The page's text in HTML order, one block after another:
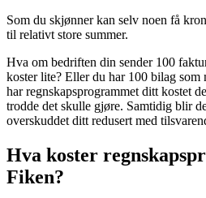
Som du skjønner kan selv noen få
til relativt store summer.
Hva om bedriften din sender 100
koster lite? Eller du har 100 bilag som
har regnskapsprogrammet ditt kostet
trodde det skulle gjøre. Samtidig blir
overskuddet ditt redusert med
Hva koster
Fiken?